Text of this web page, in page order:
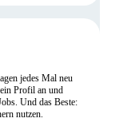
jedes Mal neu
Profil an und
Und das Beste:
nutzen.